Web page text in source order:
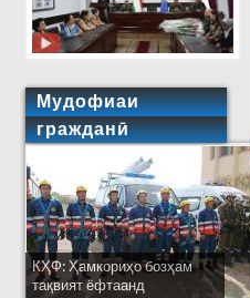
Мудофиаи
гражданӣ
КҲФ: Ҳамкориҳо бозҳам
тақвият ёфтаанд